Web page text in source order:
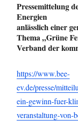
Pressemittelung
Energien
anlässlich einer
Thema „Grüne
Verband der
https://www.bee-
ev.de/presse/
ein-gewinn-fuer-
veranstaltung-von-